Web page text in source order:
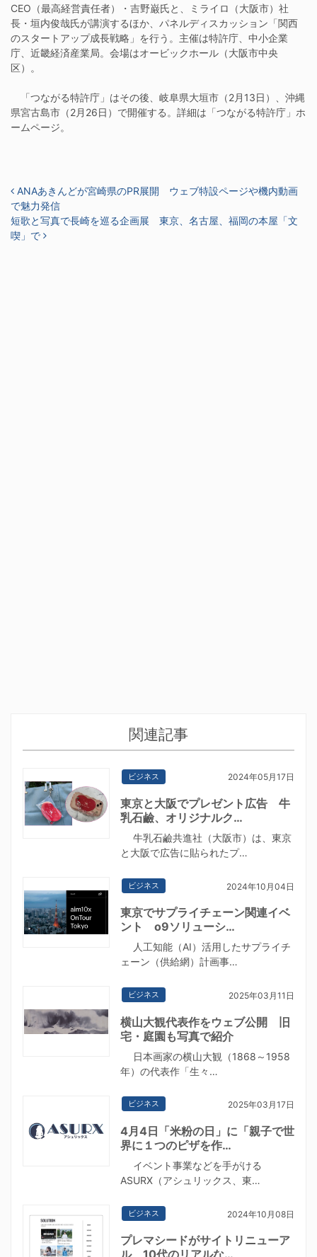
CEO（最高経営責任者）・吉野巌氏と、ミライロ（大阪市）社
長・垣内俊哉氏が講演するほか、パネルディスカッション「関西
のスタートアップ成長戦略」を行う。主催は特許庁、中小企業
庁、近畿経済産業局。会場はオービックホール（大阪市中央
区）。
「つながる特許庁」はその後、岐阜県大垣市（2月13日）、沖縄
県宮古島市（2月26日）で開催する。詳細は「つながる特許庁」ホ
ームページ。
投稿ナビゲーション
ANAあきんどが宮崎県のPR展開 ウェブ特設ページや機内動画
で魅力発信
短歌と写真で長崎を巡る企画展 東京、名古屋、福岡の本屋「文
喫」で
関連記事
ビジネス 2024年05月17日
東京と大阪でプレゼント広告 牛
乳石鹼、オリジナルク…
牛乳石鹼共進社（大阪市）は、東京
と大阪で広告に貼られたプ…
ビジネス 2024年10月04日
東京でサプライチェーン関連イベ
ント o9ソリューシ…
人工知能（AI）活用したサプライチ
ェーン（供給網）計画事…
ビジネス 2025年03月11日
横山大観代表作をウェブ公開 旧
宅・庭園も写真で紹介
日本画家の横山大観（1868～1958
年）の代表作「生々…
ビジネス 2025年03月17日
4月4日「米粉の日」に「親子で世
界に１つのピザを作…
イベント事業などを手がける
ASURX（アシュリックス、東…
ビジネス 2024年10月08日
プレマシードがサイトリニューア